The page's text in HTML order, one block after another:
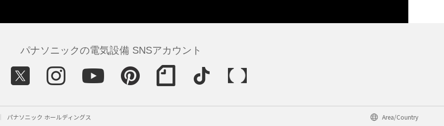
パナソニックの電気設備 SNSアカウント
パナソニック ホールディングス Area/Country